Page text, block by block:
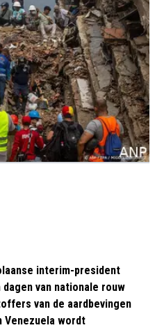
interim-president
van nationale rouw
van de aardbevingen
Venezuela wordt